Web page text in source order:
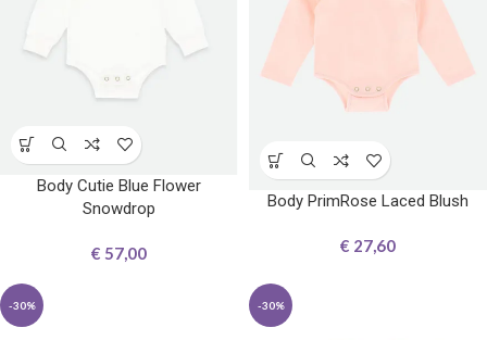
Body Cutie Blue Flower
Snowdrop
€ 57,00
Body PrimRose Laced Blush
€ 27,60
-30% -30%